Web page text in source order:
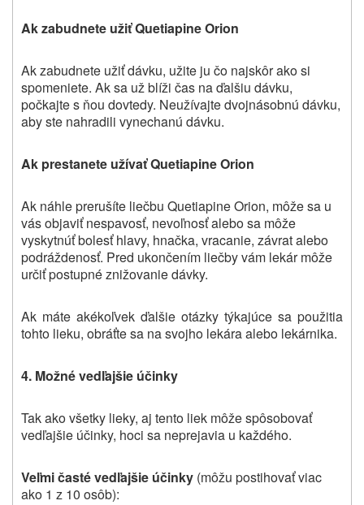
Ak zabudnete užiťQuetiapine Orion
Ak zabudnete užiť dávku, užite ju čo najskôr ako si
spomeniete. Ak sa už blíži čas na ďalšiu dávku,
počkajte s ňou dovtedy. Neužívajte dvojnásobnú dávku,
aby ste nahradili vynechanú dávku.
Ak prestanete užívaťQuetiapine Orion
Ak náhle prerušíte liečbu Quetiapine Orion, môže sa u
vás objaviť nespavosť, nevoľnosť alebo sa môže
vyskytnúť bolesť hlavy, hnačka, vracanie, závrat alebo
podráždenosť. Pred ukončením liečby vám lekár môže
určiť postupné znižovanie dávky.
Ak máte akékoľvek ďalšie otázky týkajúce sa použitia
tohto lieku, obráťte sa na svojho lekára alebo lekárnika.
4. Možné vedľajšie účinky
Tak ako všetky lieky, aj tento liek môže spôsobovať
vedľajšie účinky, hoci sa neprejavia u každého.
Veľmi časté vedľajšie účinky (môžu postihovať viac
ako 1 z 10 osôb):